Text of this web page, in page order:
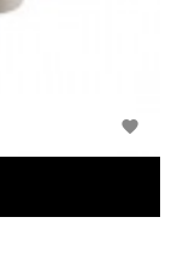
